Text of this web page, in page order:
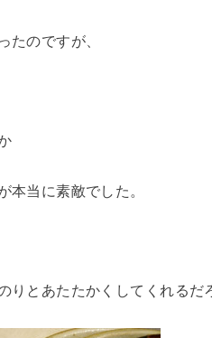
たのですが、
本当に素敵でした。
とあたたかくしてくれるだ